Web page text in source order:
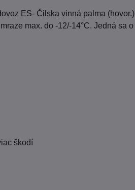
ES- Čilska vinná palma
max. do -12/-14°C. Jedná sa
škodí